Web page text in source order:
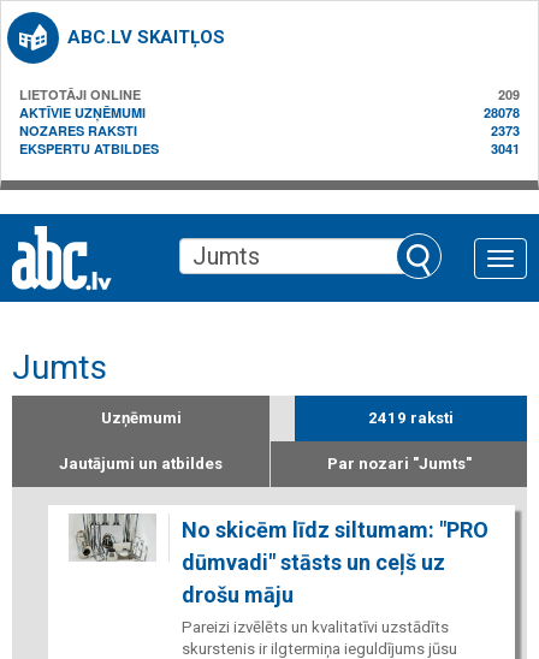
ABC.LV SKAITĻOS
LIETOTĀJI ONLINE
209
AKTĪVIE UZŅĒMUMI
28078
NOZARES RAKSTI
2373
EKSPERTU ATBILDES
3041
Toggle
Jumts
Uzņēmumi 2419 raksti
Jautājumi un atbildes Par nozari "Jumts"
No skicēm līdz siltumam: "PRO
dūmvadi" stāsts un ceļš uz
drošu māju
Pareizi izvēlēts un kvalitatīvi uzstādīts
skurstenis ir ilgtermiņa ieguldījums jūsu